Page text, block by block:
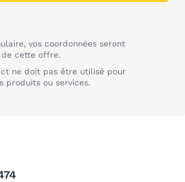
vos coordonnées seront
de cette offre.
ne doit pas être utilisé pour
produits ou services.